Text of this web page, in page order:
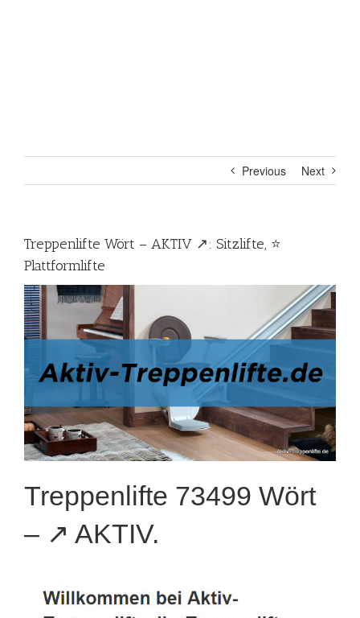
Previous Next
Treppenlifte Wört – AKTIV ↗️: Sitzlifte, ⭐
Plattformlifte
Treppenlifte 73499 Wört
– ↗️ AKTIV.